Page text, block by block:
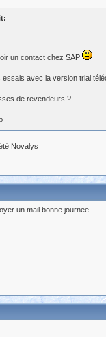
un contact chez SAP
avec la version trial
de revendeurs ?
Novalys
un mail bonne journee